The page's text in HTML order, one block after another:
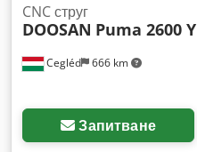
Cegléd 666 km
CNC струг
DOOSAN Puma 2600 Y
Запитване